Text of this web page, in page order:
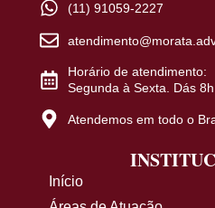
(11) 91059-2227
Horário de atendimento:
Segunda à Sexta. Dás
Atendemos em todo o
Início